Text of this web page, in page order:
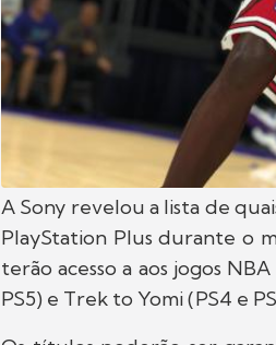
A Sony revelou a lista de
PlayStation Plus durante o
terão acesso a aos jogos
PS5) e Trek to Yomi (PS4 e